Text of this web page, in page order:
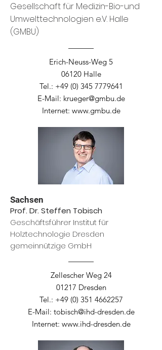
Gesellschaft für Medizin-Bio-und
Umwelttechnologien e.V. Halle
(GMBU)
Erich-Neuss-Weg 5
06120 Halle
Tel.: +49 (0) 345 7779641
E-Mail: krueger@gmbu.de
Internet: www.gmbu.de
Sachsen
Prof. Dr. Steffen Tobisch
Geschäftsführer Institut für
Holztechnologie Dresden
gemeinnützige GmbH
Zellescher Weg 24
01217 Dresden
Tel.: +49 (0) 351 4662257
E-Mail: tobisch@ihd-dresden.de
Internet: www.ihd-dresden.de